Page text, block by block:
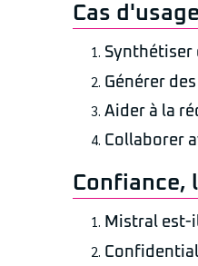
Cas
Synthétiser
Générer
Aider à la
Collaborer
Confiance,
Mistral est-